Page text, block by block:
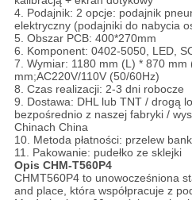
4. Podajnik: 2 opcje: podajnik
elektryczny (podajniki do nabycia
5. Obszar PCB: 400*270mm
6. Komponent: 0402-5050, LED,
7. Wymiar: 1180 mm (L) * 870 mm
mm;AC220V/110V (50/60Hz)
8. Czas realizacji: 2-3 dni robocze
9. Dostawa: DHL lub TNT / drogą
bezpośrednio z naszej fabryki /
Chinach China
10. Metoda płatności: przelew
11. Pakowanie: pudełko ze sklejki
Opis CHM-T560P4
CHMT560P4 to unowocześniona
and place, która współpracuje z